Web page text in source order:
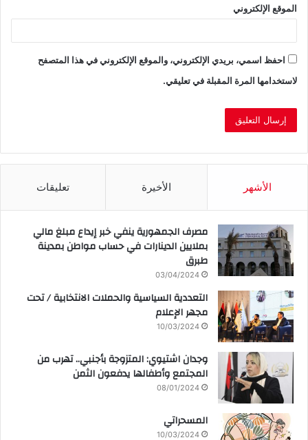
الموقع الإلكتروني
احفظ اسمي، بريدي الإلكتروني، والموقع الإلكتروني في هذا المتصفح
لاستخدامها المرة المقبلة في تعليقي.
الأشهر الأخيرة تعليقات
مصرف الجمهورية ينفي خبر إيداع مبلغ مالي
بملايين الدينارات في حساب مواطن بمدينة
طبرق
03/04/2024
التعددية السياسية والحملات الانتخابية / تحت
مجهر الإعلام
10/03/2024
وجدان اشتيوي: المتزوجة بأجنبي.. تهرب من
المجتمع وأطفالها يدفعون الثمن
08/01/2024
المسحراتي
10/03/2024